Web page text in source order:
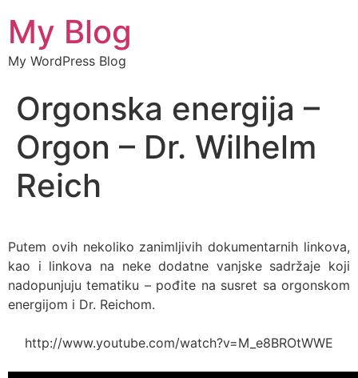
My Blog
My WordPress Blog
Orgonska energija –
Orgon – Dr. Wilhelm
Reich
Putem ovih nekoliko zanimljivih dokumentarnih linkova,
kao i linkova na neke dodatne vanjske sadržaje koji
nadopunjuju tematiku – pođite na susret sa orgonskom
energijom i Dr. Reichom.
http://www.youtube.com/watch?v=M_e8BROtWWE